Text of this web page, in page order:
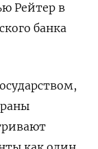
Рейтер в
банка